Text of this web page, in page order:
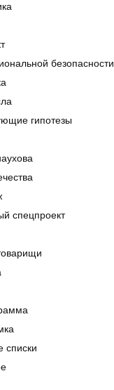
безопасности
гипотезы
спецпроект
списки